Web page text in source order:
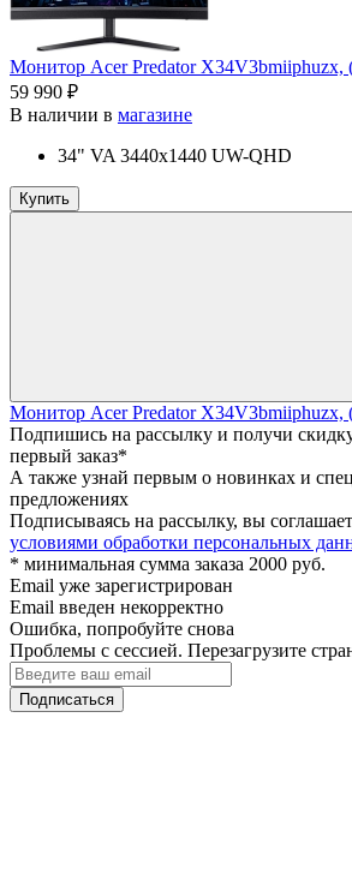
Монитор Acer Predator
59 990 ₽
В наличии в магазине
34" VA 3440x1440 UW-QHD
Купить
Монитор Acer Predator
Подпишись на рассылку и получи
первый заказ*
А также узнай первым о новинках и
предложениях
Подписываясь на рассылку, вы
условиями обработки персональных
* минимальная сумма заказа 2000 руб.
Email уже зарегистрирован
Email введен некорректно
Ошибка, попробуйте снова
Проблемы с сессией. Перезагрузите
Подписаться